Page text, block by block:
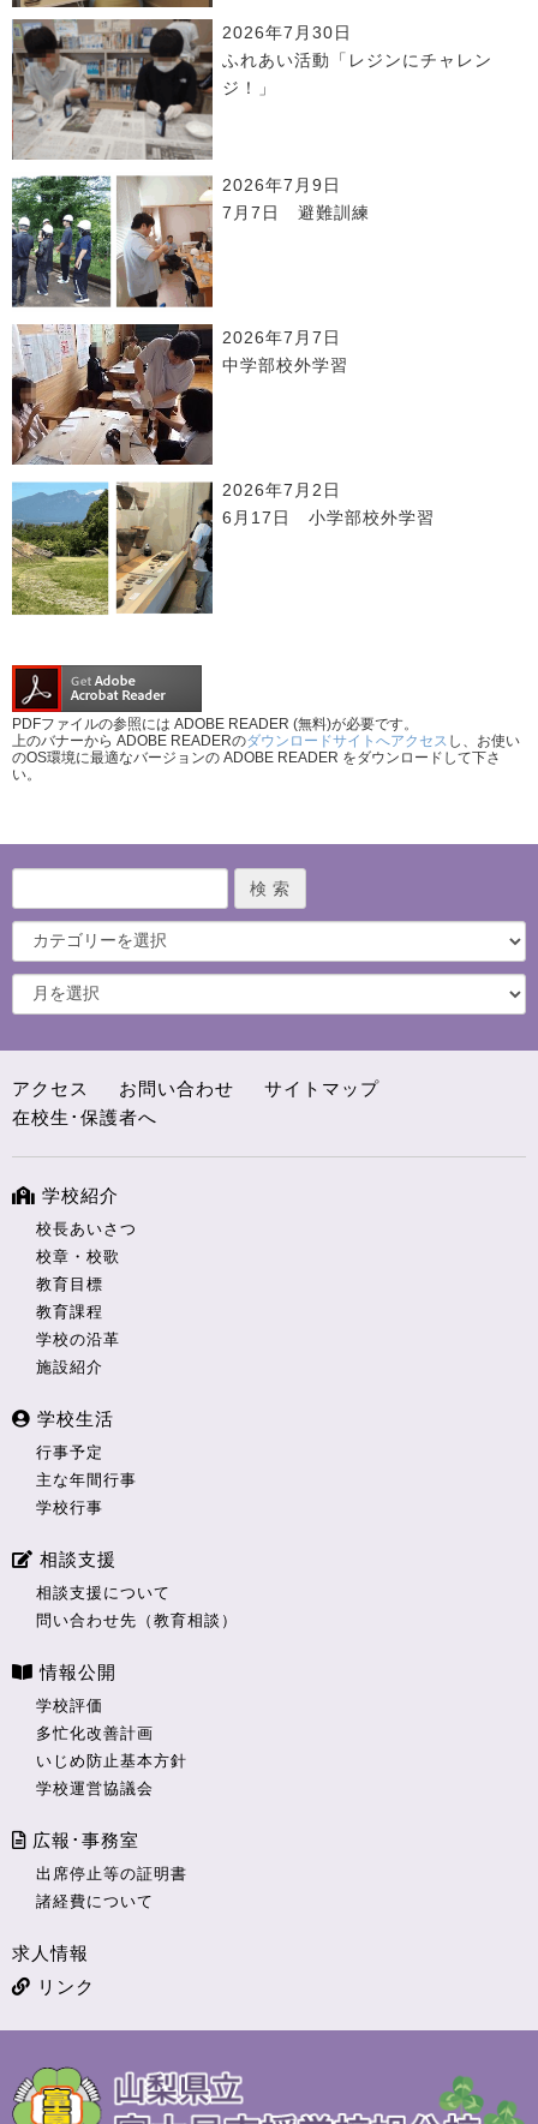
2026年7月30日
ふれあい活動「レジンにチャレン
ジ！」
2026年7月9日
7月7日 避難訓練
2026年7月7日
中学部校外学習
2026年7月2日
6月17日 小学部校外学習
PDFファイルの参照には ADOBE READER (無料)が必要です。
上のバナーから ADOBE READERのダウンロードサイトへアクセス し、お使い
のOS環境に最適なバージョンの ADOBE READER をダウンロードして下さ
い。
アクセス お問い合わせ
サイトマップ
在校生･保護者へ
学校紹介
校長あいさつ
校章・校歌
教育目標
教育課程
学校の沿革
施設紹介
学校生活
行事予定
主な年間行事
学校行事
相談支援
相談支援について
問い合わせ先（教育相談）
情報公開
学校評価
多忙化改善計画
いじめ防止基本方針
学校運営協議会
広報･事務室
出席停止等の証明書
諸経費について
求人情報
リンク